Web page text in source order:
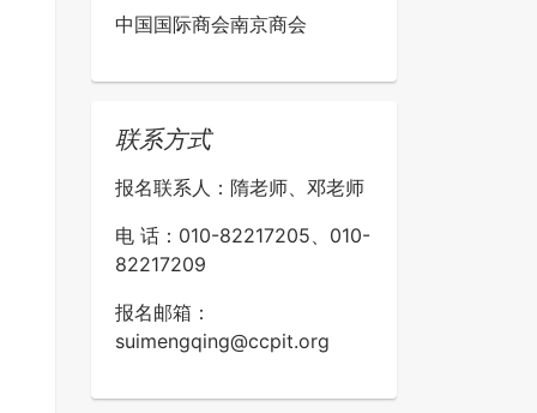
中国国际商会南京商会
联系方式
报名联系人：隋老师、邓老师
电 话：010-82217205、010-
82217209
报名邮箱：
suimengqing@ccpit.org